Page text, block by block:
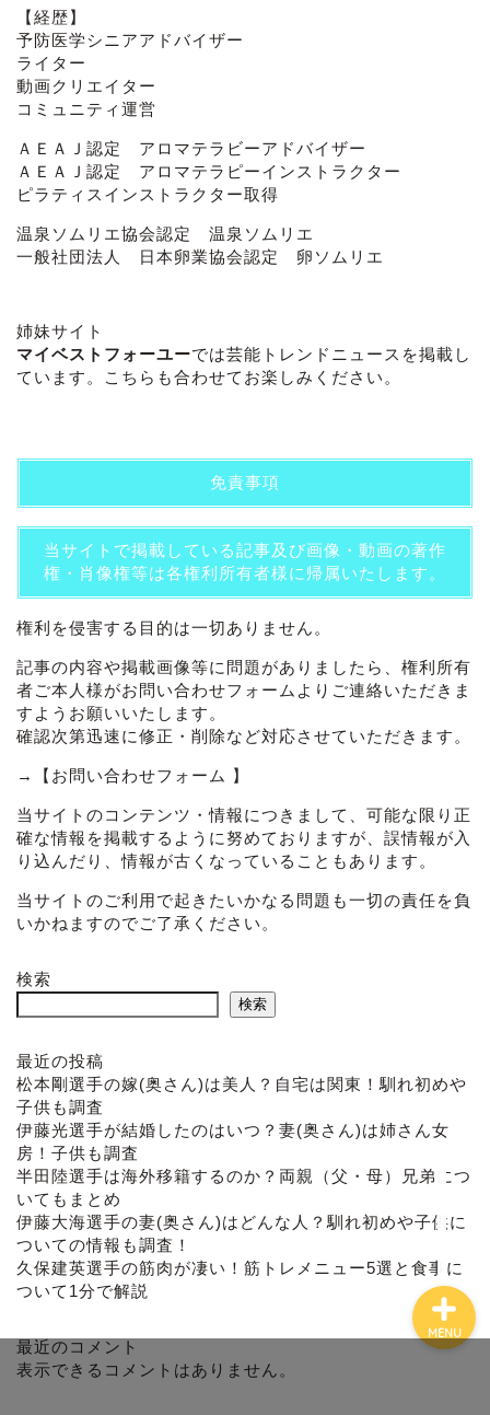
【経歴】
予防医学シニアアドバイザー
ライター
動画クリエイター
コミュニティ運営
ＡＥＡＪ認定 アロマテラビーアドバイザー
ＡＥＡＪ認定 アロマテラピーインストラクター
ピラティスインストラクター取得
温泉ソムリエ協会認定 温泉ソムリエ
一般社団法人 日本卵業協会認定 卵ソムリエ
姉妹サイト
マイベストフォーユーでは芸能トレンドニュースを掲載し
ています。こちらも合わせてお楽しみください。
免責事項
当サイトで掲載している記事及び画像・動画の著作
権・肖像権等は各権利所有者様に帰属いたします。
権利を侵害する目的は一切ありません。
記事の内容や掲載画像等に問題がありましたら、権利所有
者ご本人様がお問い合わせフォームよりご連絡いただきま
すようお願いいたします。
確認次第迅速に修正・削除など対応させていただきます。
→ 【お問い合わせフォーム 】
当サイトのコンテンツ・情報につきまして、可能な限り正
確な情報を掲載するように努めておりますが、誤情報が入
り込んだり、情報が古くなっていることもあります。
当サイトのご利用で起きたいかなる問題も一切の責任を負
いかねますのでご了承ください。
検索
検索
最近の投稿
松本剛選手の嫁(奥さん)は美人？自宅は関東！馴れ初めや
子供も調査
伊藤光選手が結婚したのはいつ？妻(奥さん)は姉さん女
房！子供も調査
半田陸選手は海外移籍するのか？両親（父・母）兄弟につ
いてもまとめ
伊藤大海選手の妻(奥さん)はどんな人？馴れ初めや子供に
ついての情報も調査！
久保建英選手の筋肉が凄い！筋トレメニュー5選と食事に
ついて1分で解説
最近のコメント
表示できるコメントはありません。
MENU
プロフィール
お問い合わせ